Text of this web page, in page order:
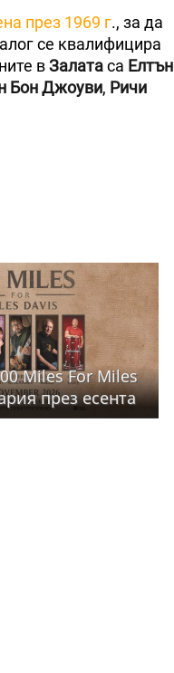
през 1969 г., за да
се квалифицира
вЗалатаса Елтън
Бон Джоуви, Ричи
Miles For Miles
през есента